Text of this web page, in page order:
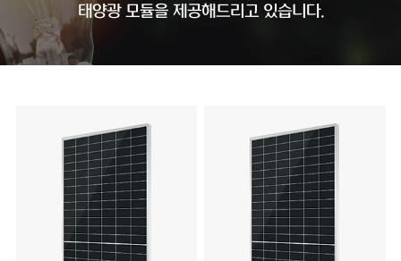
태양광 모듈을 제공해드리고 있습니다.